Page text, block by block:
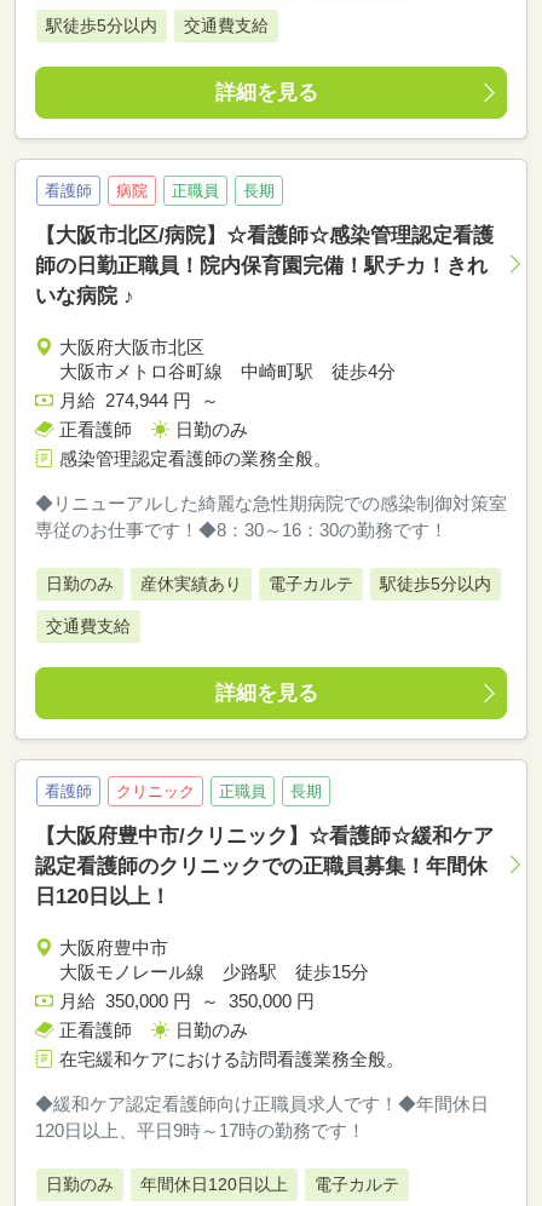
駅徒歩5分以内 交通費支給
詳細を見る
看護師 病院 正職員 長期
【大阪市北区/病院】☆看護師☆感染管理認定看護
師の日勤正職員！院内保育園完備！駅チカ！きれ
いな病院 ♪
大阪府大阪市北区
大阪市メトロ谷町線 中崎町駅 徒歩4分
月給 274,944 円 ～
正看護師
日勤のみ
感染管理認定看護師の業務全般。
◆リニューアルした綺麗な急性期病院での感染制御対策室
専従のお仕事です！◆8：30～16：30の勤務です！
日勤のみ 産休実績あり 電子カルテ 駅徒歩5分以内
交通費支給
詳細を見る
看護師 クリニック 正職員 長期
【大阪府豊中市/クリニック】☆看護師☆緩和ケア
認定看護師のクリニックでの正職員募集！年間休
日120日以上！
大阪府豊中市
大阪モノレール線 少路駅 徒歩15分
月給 350,000 円 ～ 350,000 円
正看護師
日勤のみ
在宅緩和ケアにおける訪問看護業務全般。
◆緩和ケア認定看護師向け正職員求人です！◆年間休日
120日以上、平日9時～17時の勤務です！
日勤のみ 年間休日120日以上 電子カルテ